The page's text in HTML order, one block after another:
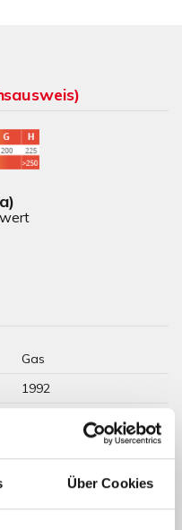
Über Cookies
Gas
1992
Wohngebäude
Zentralheizung